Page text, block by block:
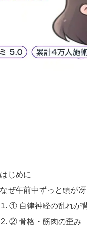
はじめに
なぜ午前中ずっと頭が
① 自律神経の乱れが
② 骨格・筋肉の歪み